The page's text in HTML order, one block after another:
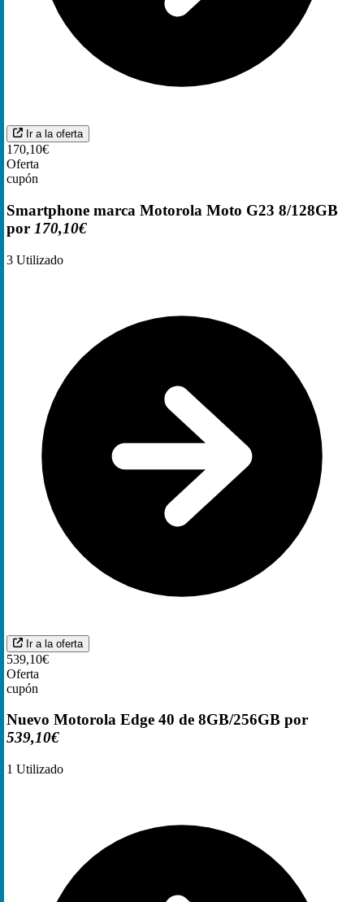
Ir a la oferta
170,10€
Oferta
cupón
Smartphone marca Motorola Moto G23 8/128GB
por 170,10€
3 Utilizado
Ir a la oferta
539,10€
Oferta
cupón
Nuevo Motorola Edge 40 de 8GB/256GB por
539,10€
1 Utilizado